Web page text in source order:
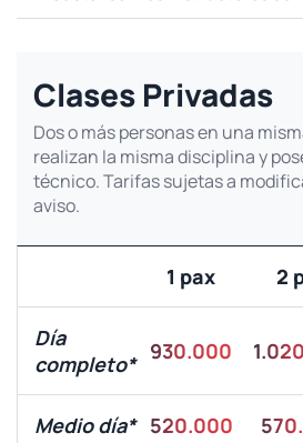
Clases Privadas
Dos o más personas en una
realizan la misma disciplina y
técnico. Tarifas sujetas a
aviso.
1 pax 2
Día
completo* 930.000
Medio día* 520.000